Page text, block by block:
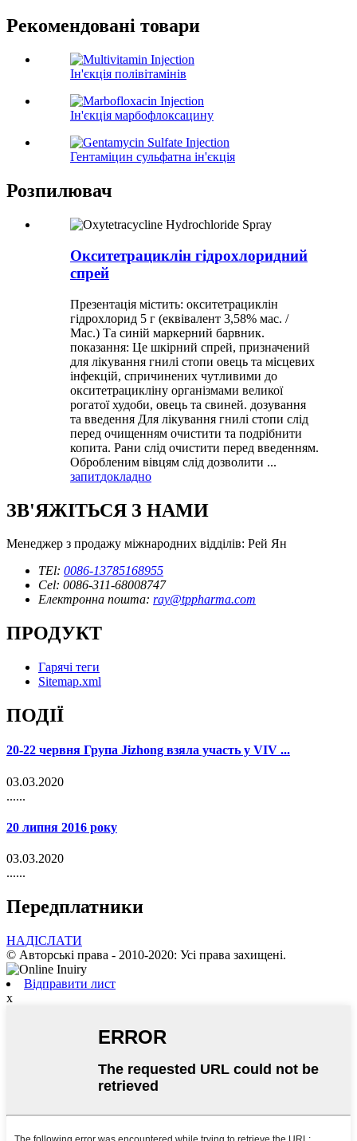
Рекомендовані товари
Ін'єкція полівітамінів
Ін'єкція марбофлоксацину
Гентаміцин сульфатна ін'єкція
Розпилювач
Окситетрациклін гідрохлоридний
спрей
Презентація містить: окситетрациклін
гідрохлорид 5 г (еквівалент 3,58% мас. /
Мас.) Та синій маркерний барвник.
показання: Це шкірний спрей, призначений
для лікування гнилі стопи овець та місцевих
інфекцій, спричинених чутливими до
окситетрацикліну організмами великої
рогатої худоби, овець та свиней. дозування
та введення Для лікування гнилі стопи слід
перед очищенням очистити та подрібнити
копита. Рани слід очистити перед введенням.
Обробленим вівцям слід дозволити ...
запитдокладно
ЗВ'ЯЖІТЬСЯ З НАМИ
Менеджер з продажу міжнародних відділів: Рей Ян
TEl: 0086-13785168955
Cel: 0086-311-68008747
Електронна пошта: ray@tppharma.com
ПРОДУКТ
Гарячі теги
Sitemap.xml
ПОДІЇ
20-22 червня Група Jizhong взяла участь у VIV ...
03.03.2020
......
20 липня 2016 року
03.03.2020
......
Передплатники
НАДІСЛАТИ
© Авторські права - 2010-2020: Усі права захищені.
Відправити лист
х